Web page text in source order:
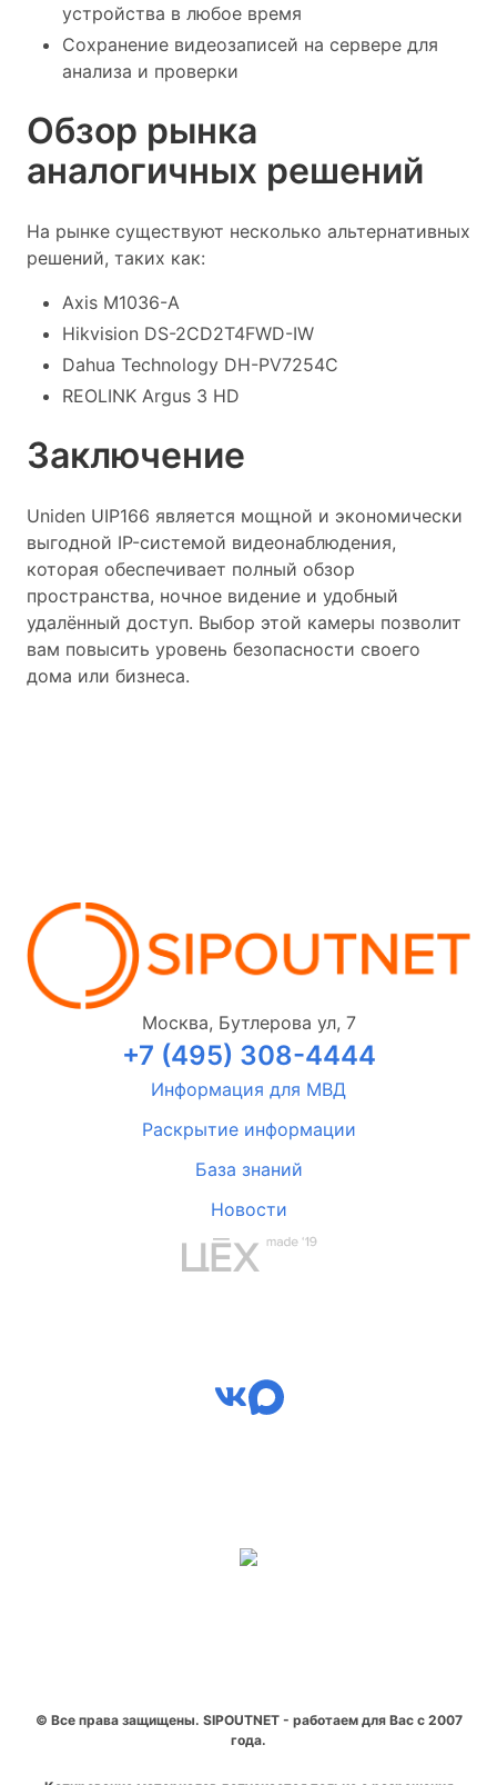
устройства в любое время
Сохранение видеозаписей на сервере для
анализа и проверки
Обзор рынка
аналогичных решений
На рынке существуют несколько альтернативных
решений, таких как:
Axis M1036-A
Hikvision DS-2CD2T4FWD-IW
Dahua Technology DH-PV7254C
REOLINK Argus 3 HD
Заключение
Uniden UIP166 является мощной и экономически
выгодной IP-системой видеонаблюдения,
которая обеспечивает полный обзор
пространства, ночное видение и удобный
удалённый доступ. Выбор этой камеры позволит
вам повысить уровень безопасности своего
дома или бизнеса.
Москва, Бутлерова ул, 7
+7 (495) 308-4444
Информация для МВД
Раскрытие информации
База знаний
Новости
© Все права защищены. SIPOUTNET - работаем для Вас с 2007
года.